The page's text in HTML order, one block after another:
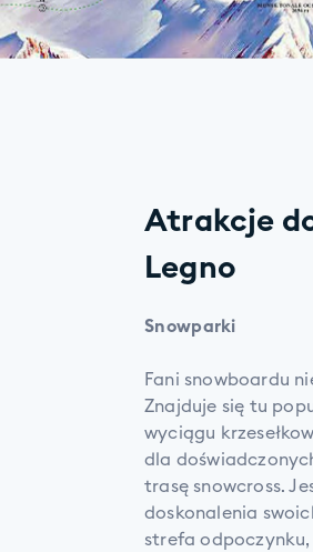
Atrakcje
Legno
Snowparki
Fani snowboardu
Znajduje się tu
wyciągu
dla
trasę snowcross.
doskonalenia
strefa